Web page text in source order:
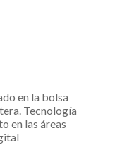
en la bolsa
Tecnología
en las áreas